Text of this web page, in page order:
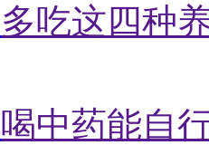
多吃这四种
喝中药能自